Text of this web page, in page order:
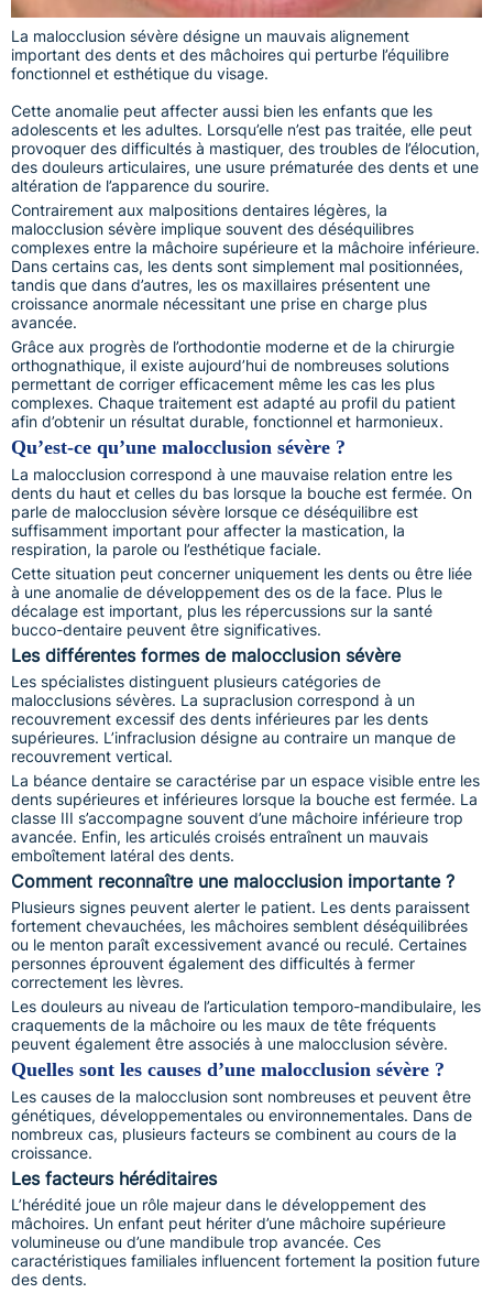
La malocclusion sévère désigne un mauvais alignement
important des dents et des mâchoires qui perturbe l’équilibre
fonctionnel et esthétique du visage.
Cette anomalie peut affecter aussi bien les enfants que les
adolescents et les adultes. Lorsqu’elle n’est pas traitée, elle peut
provoquer des difficultés à mastiquer, des troubles de l’élocution,
des douleurs articulaires, une usure prématurée des dents et une
altération de l’apparence du sourire.
Contrairement aux malpositions dentaires légères, la
malocclusion sévère implique souvent des déséquilibres
complexes entre la mâchoire supérieure et la mâchoire inférieure.
Dans certains cas, les dents sont simplement mal positionnées,
tandis que dans d’autres, les os maxillaires présentent une
croissance anormale nécessitant une prise en charge plus
avancée.
Grâce aux progrès de l’orthodontie moderne et de la chirurgie
orthognathique, il existe aujourd’hui de nombreuses solutions
permettant de corriger efficacement même les cas les plus
complexes. Chaque traitement est adapté au profil du patient
afin d’obtenir un résultat durable, fonctionnel et harmonieux.
Qu’est-ce qu’une malocclusion sévère ?
La malocclusion correspond à une mauvaise relation entre les
dents du haut et celles du bas lorsque la bouche est fermée. On
parle de malocclusion sévère lorsque ce déséquilibre est
suffisamment important pour affecter la mastication, la
respiration, la parole ou l’esthétique faciale.
Cette situation peut concerner uniquement les dents ou être liée
à une anomalie de développement des os de la face. Plus le
décalage est important, plus les répercussions sur la santé
bucco-dentaire peuvent être significatives.
Les différentes formes de malocclusion sévère
Les spécialistes distinguent plusieurs catégories de
malocclusions sévères. La supraclusion correspond à un
recouvrement excessif des dents inférieures par les dents
supérieures. L’infraclusion désigne au contraire un manque de
recouvrement vertical.
La béance dentaire se caractérise par un espace visible entre les
dents supérieures et inférieures lorsque la bouche est fermée. La
classe III s’accompagne souvent d’une mâchoire inférieure trop
avancée. Enfin, les articulés croisés entraînent un mauvais
emboîtement latéral des dents.
Comment reconnaître une malocclusion importante ?
Plusieurs signes peuvent alerter le patient. Les dents paraissent
fortement chevauchées, les mâchoires semblent déséquilibrées
ou le menton paraît excessivement avancé ou reculé. Certaines
personnes éprouvent également des difficultés à fermer
correctement les lèvres.
Les douleurs au niveau de l’articulation temporo-mandibulaire, les
craquements de la mâchoire ou les maux de tête fréquents
peuvent également être associés à une malocclusion sévère.
Quelles sont les causes d’une malocclusion sévère ?
Les causes de la malocclusion sont nombreuses et peuvent être
génétiques, développementales ou environnementales. Dans de
nombreux cas, plusieurs facteurs se combinent au cours de la
croissance.
Les facteurs héréditaires
L’hérédité joue un rôle majeur dans le développement des
mâchoires. Un enfant peut hériter d’une mâchoire supérieure
volumineuse ou d’une mandibule trop avancée. Ces
caractéristiques familiales influencent fortement la position future
des dents.